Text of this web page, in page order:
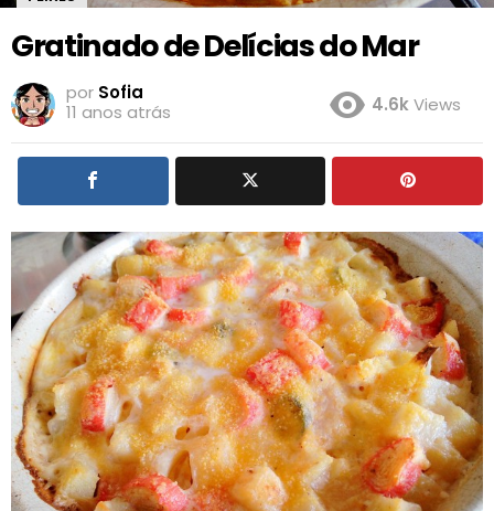
Gratinado de Delícias do Mar
por Sofia
11 anos atrás
4.6kViews